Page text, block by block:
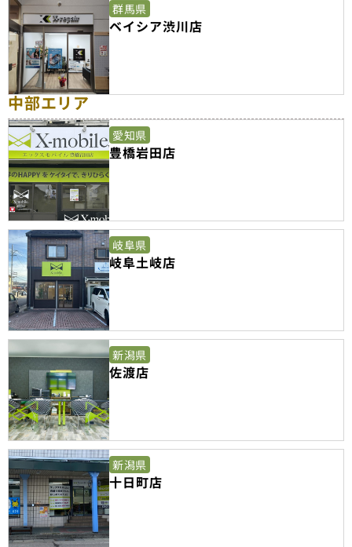
群馬県
ベイシア渋川店
中部エリア
愛知県
豊橋岩田店
岐阜県
岐阜土岐店
新潟県
佐渡店
新潟県
十日町店